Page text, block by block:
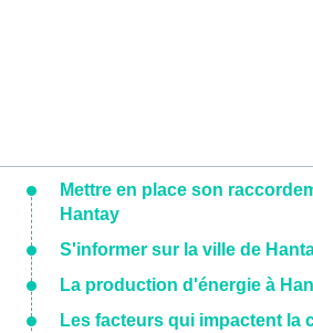
Mettre en place son
Hantay
S'informer sur la ville de
La production d'énergie à
Les facteurs qui impactent la